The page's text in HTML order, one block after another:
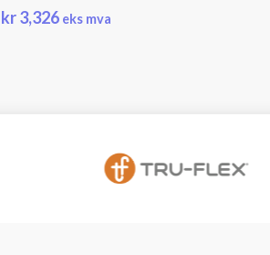
kr3,326 eks mva